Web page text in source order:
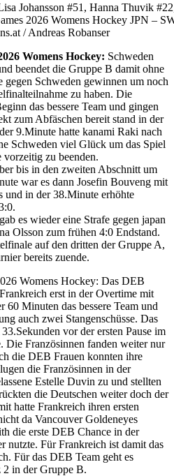
Johansson #51, Hanna Thuvik
2026 Womens Hockey JPN –
/ Andreas Robanser
Womens Hockey: Schweden
beendet die Gruppe B damit ohne
gegen Schweden gewinnen um noch
zu haben. Die
das bessere Team und gingen
zum Abfäschen bereit stand in der
9.Minute hatte kanami Raki nach
Schweden viel Glück um das Spiel
zu beenden.
bis in den zweiten Abschnitt um
war es dann Josefin Bouveng mit
und in der 38.Minute erhöhte
es wieder eine Strafe gegen japan
Olsson zum frühen 4:0 Endstand.
auf den dritten der Gruppe A,
bereits zuende.
Womens Hockey: Das DEB
erst in der Overtime mit
60 Minuten das bessere Team und
auch zwei Stangenschüsse. Das
vor der ersten Pause im
Französinnen fanden weiter nur
die DEB Frauen konnten ihre
die Französinnen in der
Estelle Duvin zu und stellten
die Deutschen weiter doch der
hatte Frankreich ihren ersten
da Vancouver Goldeneyes
die erste DEB Chance in der
nutzte. Für Frankreich ist damit das
Für das DEB Team geht es
2 in der Gruppe B.